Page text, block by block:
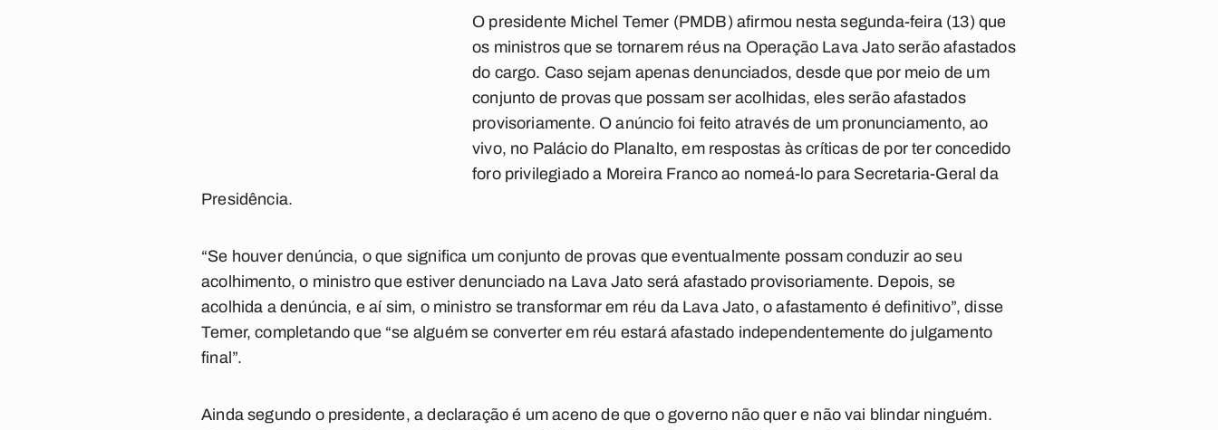
O presidente Michel Temer (PMDB) afirmou nesta segunda-feira (13) que
os ministros que se tornarem réus na Operação Lava Jatoserão afastados
do cargo. Caso sejam apenas denunciados, desde que por meio de um
conjunto de provas que possam ser acolhidas, eles serão afastados
provisoriamente. O anúncio foi feito através de um pronunciamento, ao
vivo, no Palácio do Planalto, em respostas às críticas de por ter concedido
foro privilegiado a Moreira Francoao nomeá-lo para Secretaria-Geral da
Presidência.
“Se houver denúncia, o que significa um conjunto de provas que eventualmente possam conduzir ao seu
acolhimento, o ministro que estiver denunciado na Lava Jato será afastado provisoriamente. Depois, se
acolhida a denúncia, e aí sim, o ministro se transformar em réu da Lava Jato, o afastamento é definitivo”, disse
Temer, completando que “se alguém se converter em réu estará afastado independentemente do julgamento
final”.
Ainda segundo o presidente, a declaração é um aceno de que o governo não quer e não vai blindar ninguém.